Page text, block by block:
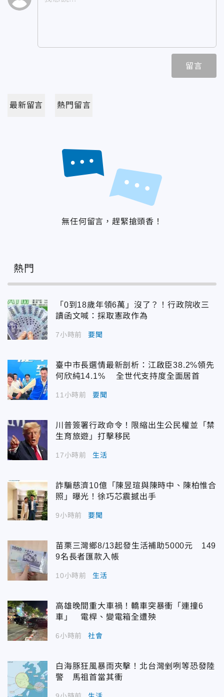
留言
最新留言 熱門留言
無任何留言，趕緊搶頭香！
熱門
「0到18歲年領6萬」沒了？！行政院收三
讀函文喊：採取憲政作為
7小時前 要聞
臺中市長選情最新剖析：江啟臣38.2%領先
何欣純14.1% 全世代支持度全面居首
11小時前 要聞
川普簽署行政命令！限縮出生公民權並「禁
生育旅遊」打擊移民
17小時前 生活
詐騙慈濟10億「陳昱瑄與陳時中、陳柏惟合
照」曝光！徐巧芯震撼出手
9小時前 要聞
苗栗三灣鄉8/13起發生活補助5000元 149
9名長者匯款入帳
10小時前 生活
高雄晚間重大車禍！轎車突暴衝「連撞6
車」 電桿、變電箱全遭殃
6小時前 社會
白海豚狂風暴雨夾擊！北台灣剉咧等恐發陸
警 馬祖首當其衝